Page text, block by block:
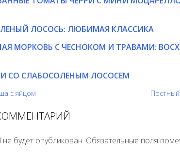
ЛОСОСЬ: ЛЮБИМАЯ КЛАССИКА
МОРКОВЬ С ЧЕСНОКОМ И ТРАВАМИ:
СО СЛАБОСОЛЕНЫМ ЛОСОСЕМ
с яйцом
будет опубликован. Обязательные поля